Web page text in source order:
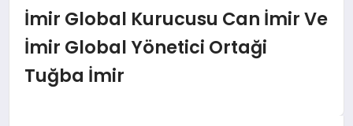
DÜNYA
EĞITIM
İmir Global Kurucusu Can İmir Ve
İmir Global Yönetici Ortaği
Tuğba İmir